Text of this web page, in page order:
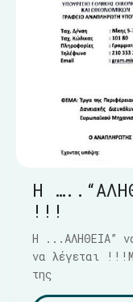
Η
!!!
Η ...ΑΛΗΘΕΙΑ”
να λέγεται
της